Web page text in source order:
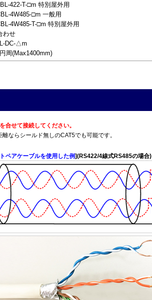
422-T-□m 特別屋外用
4W485-□m 一般用
4W485-T-□m 特別屋外用
わせ
DC-△m
(Max1400mm)
合せて接続してください。
ならシールド無しのCAT5でも可能です。
ペアケーブルを使用した例](RS422/4線式RS485の場合)